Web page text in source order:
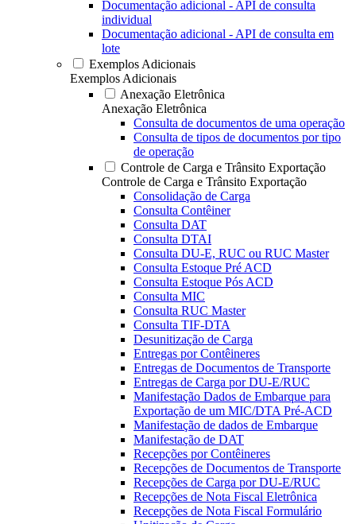
Documentação adicional - API de consulta
individual
Documentação adicional - API de consulta em
lote
Exemplos Adicionais
Exemplos Adicionais
Anexação Eletrônica
Anexação Eletrônica
Consulta de documentos de uma operação
Consulta de tipos de documentos por tipo
de operação
Controle de Carga e Trânsito Exportação
Controle de Carga e Trânsito Exportação
Consolidação de Carga
Consulta Contêiner
Consulta DAT
Consulta DTAI
Consulta DU-E, RUC ou RUC Master
Consulta Estoque Pré ACD
Consulta Estoque Pós ACD
Consulta MIC
Consulta RUC Master
Consulta TIF-DTA
Desunitização de Carga
Entregas por Contêineres
Entregas de Documentos de Transporte
Entregas de Carga por DU-E/RUC
Manifestação Dados de Embarque para
Exportação de um MIC/DTA Pré-ACD
Manifestação de dados de Embarque
Manifestação de DAT
Recepções por Contêineres
Recepções de Documentos de Transporte
Recepções de Carga por DU-E/RUC
Recepções de Nota Fiscal Eletrônica
Recepções de Nota Fiscal Formulário